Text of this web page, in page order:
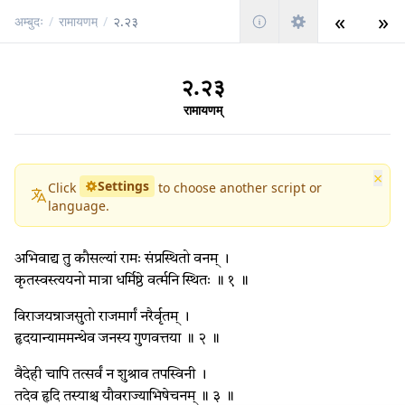
२.२३
रामायणम्
Click Settings to choose another script or
language.
×
अभिवाद्य तु कौसल्यां रामः संप्रस्थितो वनम् ।
कृतस्वस्त्ययनो मात्रा धर्मिष्ठे वर्त्मनि स्थितः ॥ १ ॥
विराजयन्राजसुतो राजमार्गं नरैर्वृतम् ।
हृदयान्याममन्थेव जनस्य गुणवत्तया ॥ २ ॥
वैदेही चापि तत्सर्वं न शुश्राव तपस्विनी ।
तदेव हृदि तस्याश्च यौवराज्याभिषेचनम् ॥ ३ ॥
अम्बुदः / रामायणम् / २.२३ « »